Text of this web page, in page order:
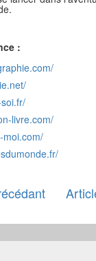
:
livre.com/
moi.com/